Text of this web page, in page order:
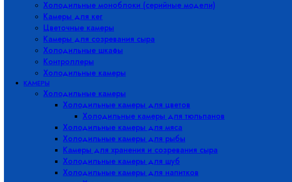
Холодильные моноблоки (серийные модели)
Камеры для кег
Цветочные камеры
Камеры для созревания сыра
Холодильные шкафы
Контроллеры
Холодильные камеры
КАМЕРЫ
Холодильные камеры
Холодильные камеры для цветов
Холодильные камеры для тюльпанов
Холодильные камеры для мяса
Холодильные камеры для рыбы
Камеры для хранения и созревания сыра
Холодильные камеры для шуб
Холодильные камеры для напитков